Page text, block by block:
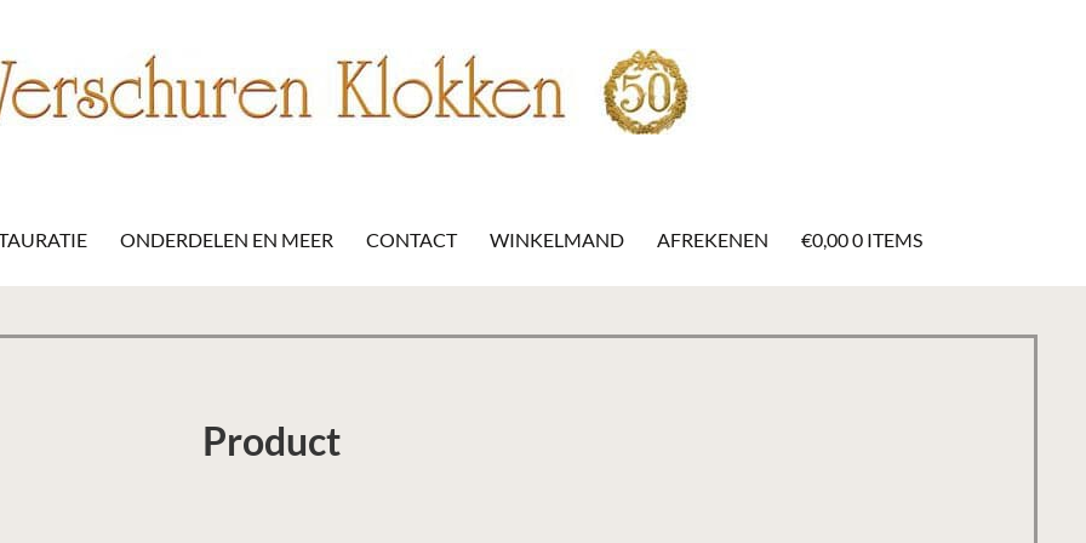
ONDERDELEN EN MEER CONTACT WINKELMAND AFREKENEN €0,000 ITEMS
Product